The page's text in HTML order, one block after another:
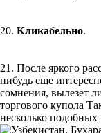
20. Кликабельно.
21. После яркого
нибудь еще
сомнения, вылезет
торгового купола
несколько